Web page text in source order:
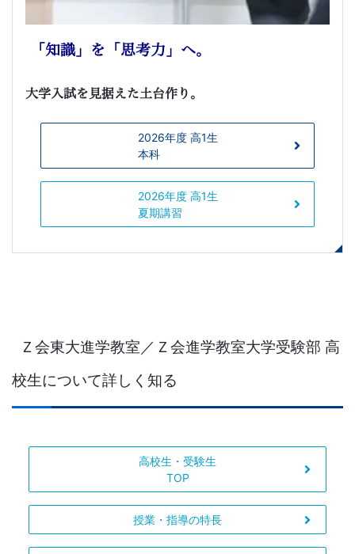
「知識」を「思考力」へ。
大学入試を見据えた土台作り。
2026年度 高1生
本科
2026年度 高1生
夏期講習
Ｚ会東大進学教室／Ｚ会進学教室大学受験部 高
校生について詳しく知る
高校生・受験生
TOP
授業・指導の特長